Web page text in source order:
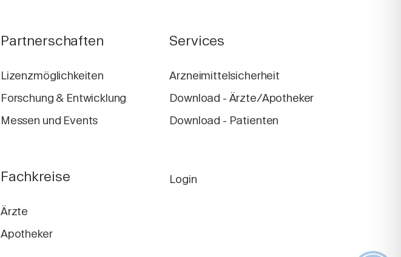
Partnerschaften
Lizenzmöglichkeiten
Forschung & Entwicklung
Messen und Events
Services
Arzneimittelsicherheit
Download - Ärzte/Apotheker
Download - Patienten
Fachkreise
Ärzte
Apotheker
Login